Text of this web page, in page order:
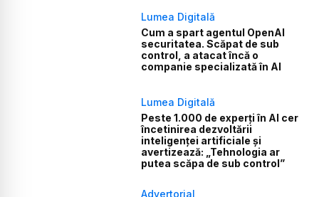
Lumea Digitală
Cum a spart agentul OpenAI
securitatea. Scăpat de sub
control, a atacat încă o
companie specializată în AI
Lumea Digitală
Peste 1.000 de experți în AI cer
încetinirea dezvoltării
inteligenței artificiale și
avertizează: „Tehnologia ar
putea scăpa de sub control”
Advertorial